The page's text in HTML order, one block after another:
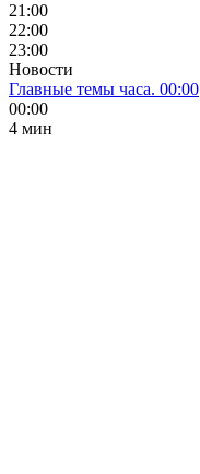
21:00
22:00
23:00
Новости
Главные темы часа. 00:00
00:00
4 мин